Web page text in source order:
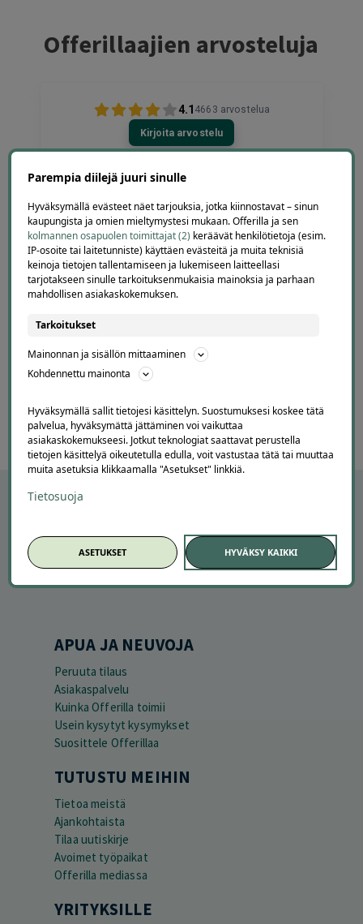
Offerillaajien arvosteluja
4.1 4663 arvostelua
Kirjoita arvostelu
Jarkko
Ylöjärvi
1 day ago
Helppo, vaivaton ja edullinen hinta
Lisätty
APUA JA NEUVOJA
Peruuta tilaus
Asiakaspalvelu
Kuinka Offerilla toimii
Usein kysytyt kysymykset
Suosittele Offerillaa
TUTUSTU MEIHIN
Tietoa meistä
Ajankohtaista
Tilaa uutiskirje
Avoimet työpaikat
Offerilla mediassa
YRITYKSILLE
Parempia diilejä juuri sinulle
Hyväksymällä evästeet näet tarjouksia, jotka kiinnostavat – sinun
kaupungista ja omien mieltymystesi mukaan. Offerilla ja sen
kolmannen osapuolen toimittajat (2) keräävät henkilötietoja (esim.
IP-osoite tai laitetunniste) käyttäen evästeitä ja muita teknisiä
keinoja tietojen tallentamiseen ja lukemiseen laitteellasi
tarjotakseen sinulle tarkoituksenmukaisia mainoksia ja parhaan
mahdollisen asiakaskokemuksen.
Tarkoitukset
Mainonnan ja sisällön mittaaminen
Kohdennettu mainonta
Hyväksymällä sallit tietojesi käsittelyn. Suostumuksesi koskee tätä
palvelua, hyväksymättä jättäminen voi vaikuttaa
asiakaskokemukseesi. Jotkut teknologiat saattavat perustella
tietojen käsittelyä oikeutetulla edulla, voit vastustaa tätä tai muuttaa
muita asetuksia klikkaamalla "Asetukset" linkkiä.
Tietosuoja
ASETUKSET HYVÄKSY KAIKKI